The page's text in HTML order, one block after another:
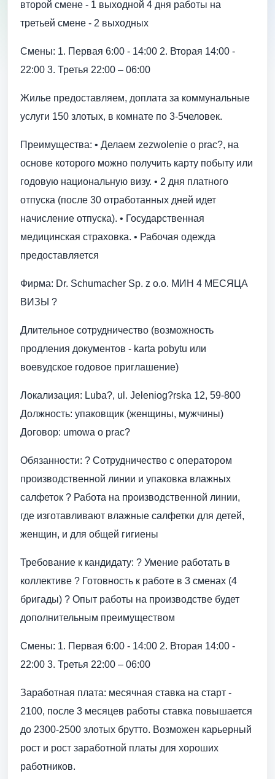
второй смене - 1 выходной 4 дня работы на
третьей смене - 2 выходных
Смены: 1. Первая 6:00 - 14:00 2. Вторая 14:00 -
22:00 3. Третья 22:00 – 06:00
Жилье предоставляем, доплата за коммунальные
услуги 150 злотых, в комнате по 3-5человек.
Преимущества: • Делаем zezwolenie o prac?, на
основе которого можно получить карту побыту или
годовую национальную визу. • 2 дня платного
отпуска (после 30 отработанных дней идет
начисление отпуска). • Государственная
медицинская страховка. • Рабочая одежда
предоставляется
Фирма: Dr. Schumacher Sp. z o.o. МИН 4 МЕСЯЦА
ВИЗЫ ?
Длительное сотрудничество (возможность
продления документов - karta pobytu или
воевудское годовое приглашение)
Локализация: Luba?, ul. Jeleniog?rska 12, 59-800
Должность: упаковщик (женщины, мужчины)
Договор: umowa o prac?
Обязанности: ? Сотрудничество с оператором
производственной линии и упаковка влажных
салфеток ? Работа на производственной линии,
где изготавливают влажные салфетки для детей,
женщин, и для общей гигиены
Требование к кандидату: ? Умение работать в
коллективе ? Готовность к работе в 3 сменах (4
бригады) ? Опыт работы на производстве будет
дополнительным преимуществом
Смены: 1. Первая 6:00 - 14:00 2. Вторая 14:00 -
22:00 3. Третья 22:00 – 06:00
Заработная плата: месячная ставка на старт -
2100, после 3 месяцев работы ставка повышается
до 2300-2500 злотых брутто. Возможен карьерный
рост и рост заработной платы для хороших
работников.